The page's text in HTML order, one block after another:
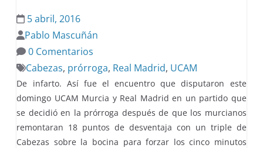
5 abril, 2016
Pablo Mascuñán
0 Comentarios
Cabezas, prórroga, Real Madrid, UCAM
De infarto. Así fue el encuentro que disputaron este
domingo UCAM Murcia y Real Madrid en un partido que
se decidió en la prórroga después de que los murcianos
remontaran 18 puntos de desventaja con un triple de
Cabezas sobre la bocina para forzar los cinco minutos